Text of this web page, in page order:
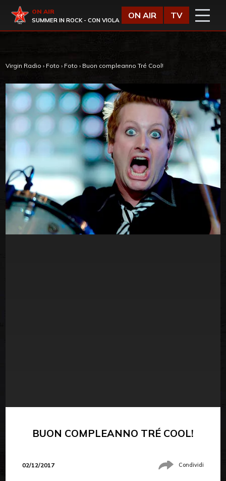
Virgin Radio
ON AIR
SUMMER IN ROCK - CON VIOLA
ON AIR TV
Virgin Radio › Foto › Foto › Buon compleanno Tré Cool!
BUON COMPLEANNO TRÉ COOL!
02/12/2017 Condividi